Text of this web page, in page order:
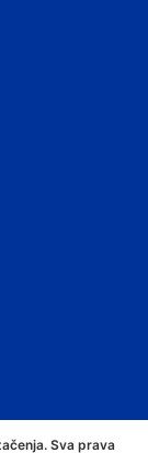
Sva prava